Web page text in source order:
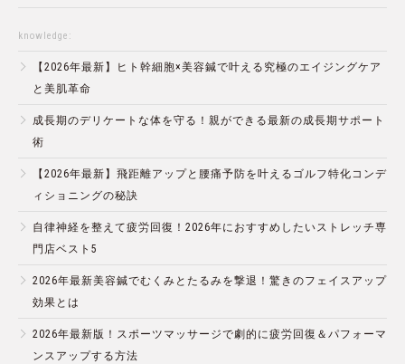
knowledge:
【2026年最新】ヒト幹細胞×美容鍼で叶える究極のエイジングケア
と美肌革命
成長期のデリケートな体を守る！親ができる最新の成長期サポート
術
【2026年最新】飛距離アップと腰痛予防を叶えるゴルフ特化コンデ
ィショニングの秘訣
自律神経を整えて疲労回復！2026年におすすめしたいストレッチ専
門店ベスト5
2026年最新美容鍼でむくみとたるみを撃退！驚きのフェイスアップ
効果とは
2026年最新版！スポーツマッサージで劇的に疲労回復＆パフォーマ
ンスアップする方法